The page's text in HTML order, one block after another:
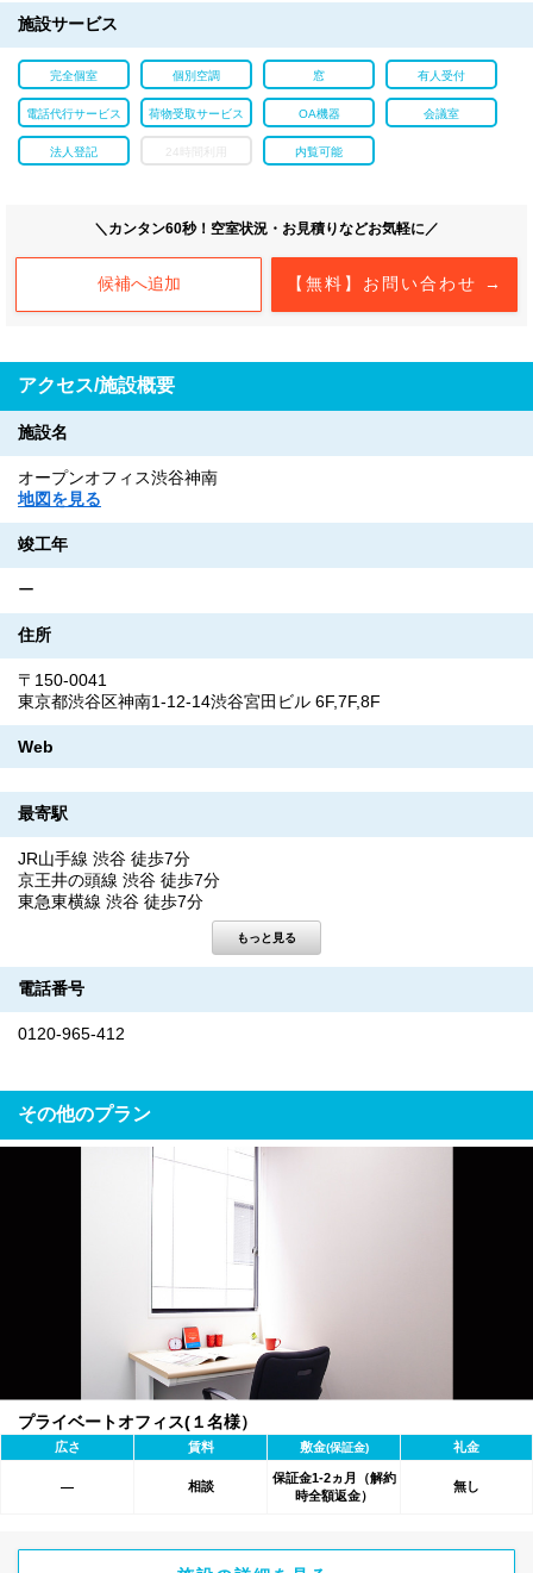
施設サービス
完全個室 個別空調 窓 有人受付
電話代行サービス 荷物受取サービス OA機器 会議室
法人登記 24時間利用 内覧可能
＼カンタン60秒！空室状況・お見積りなどお気軽に／
【無料】お問い合わせ →
候補へ追加
アクセス/施設概要
施設名
オープンオフィス渋谷神南
地図を見る
竣工年
ー
住所
〒150-0041
東京都渋谷区神南1-12-14渋谷宮田ビル 6F,7F,8F
Web
最寄駅
JR山手線 渋谷 徒歩7分
京王井の頭線 渋谷 徒歩7分
東急東横線 渋谷 徒歩7分
電話番号
0120-965-412
その他のプラン
プライベートオフィス(１名様）
広さ 賃料 敷金(保証金) 礼金
― 相談
保証金1-2ヵ月（解約
時全額返金）
無し